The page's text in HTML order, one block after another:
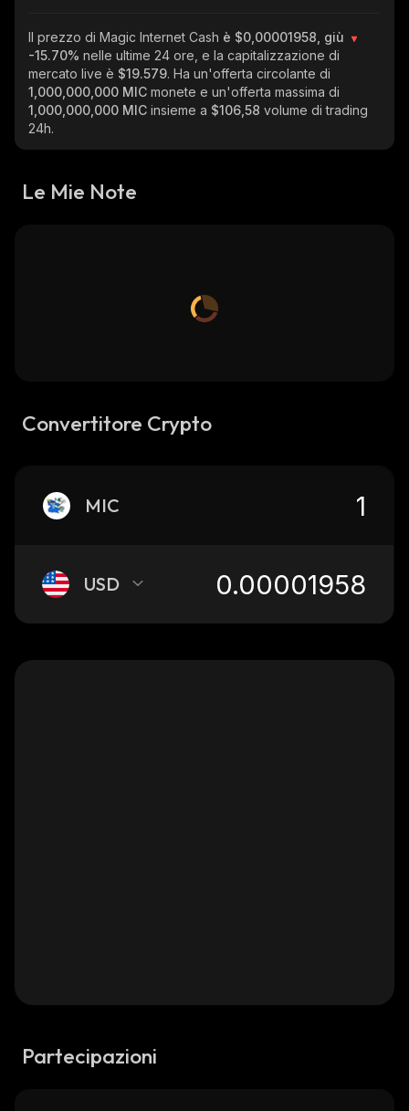
Il prezzo di Magic Internet Cash è $0,00001958, giù
-15.70% nelle ultime 24 ore, e la capitalizzazione di
mercato live è $19.579. Ha un'offerta circolante di
1,000,000,000 MIC monete e un'offerta massima di
1,000,000,000 MIC insieme a $106,58 volume di trading
24h.
Le Mie Note
Convertitore Crypto
MIC
USD
Partecipazioni